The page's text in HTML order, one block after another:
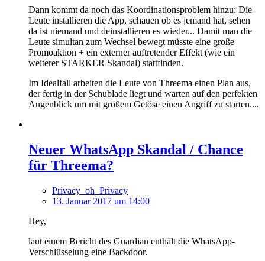
Dann kommt da noch das Koordinationsproblem hinzu: Die
Leute installieren die App, schauen ob es jemand hat, sehen
da ist niemand und deinstallieren es wieder... Damit man die
Leute simultan zum Wechsel bewegt müsste eine große
Promoaktion + ein externer auftretender Effekt (wie ein
weiterer STARKER Skandal) stattfinden.
Im Idealfall arbeiten die Leute von Threema einen Plan aus,
der fertig in der Schublade liegt und warten auf den perfekten
Augenblick um mit großem Getöse einen Angriff zu starten....
Neuer WhatsApp Skandal / Chance
für Threema?
Privacy_oh_Privacy
13. Januar 2017 um 14:00
Hey,
laut einem Bericht des Guardian enthält die WhatsApp-
Verschlüsselung eine Backdoor.